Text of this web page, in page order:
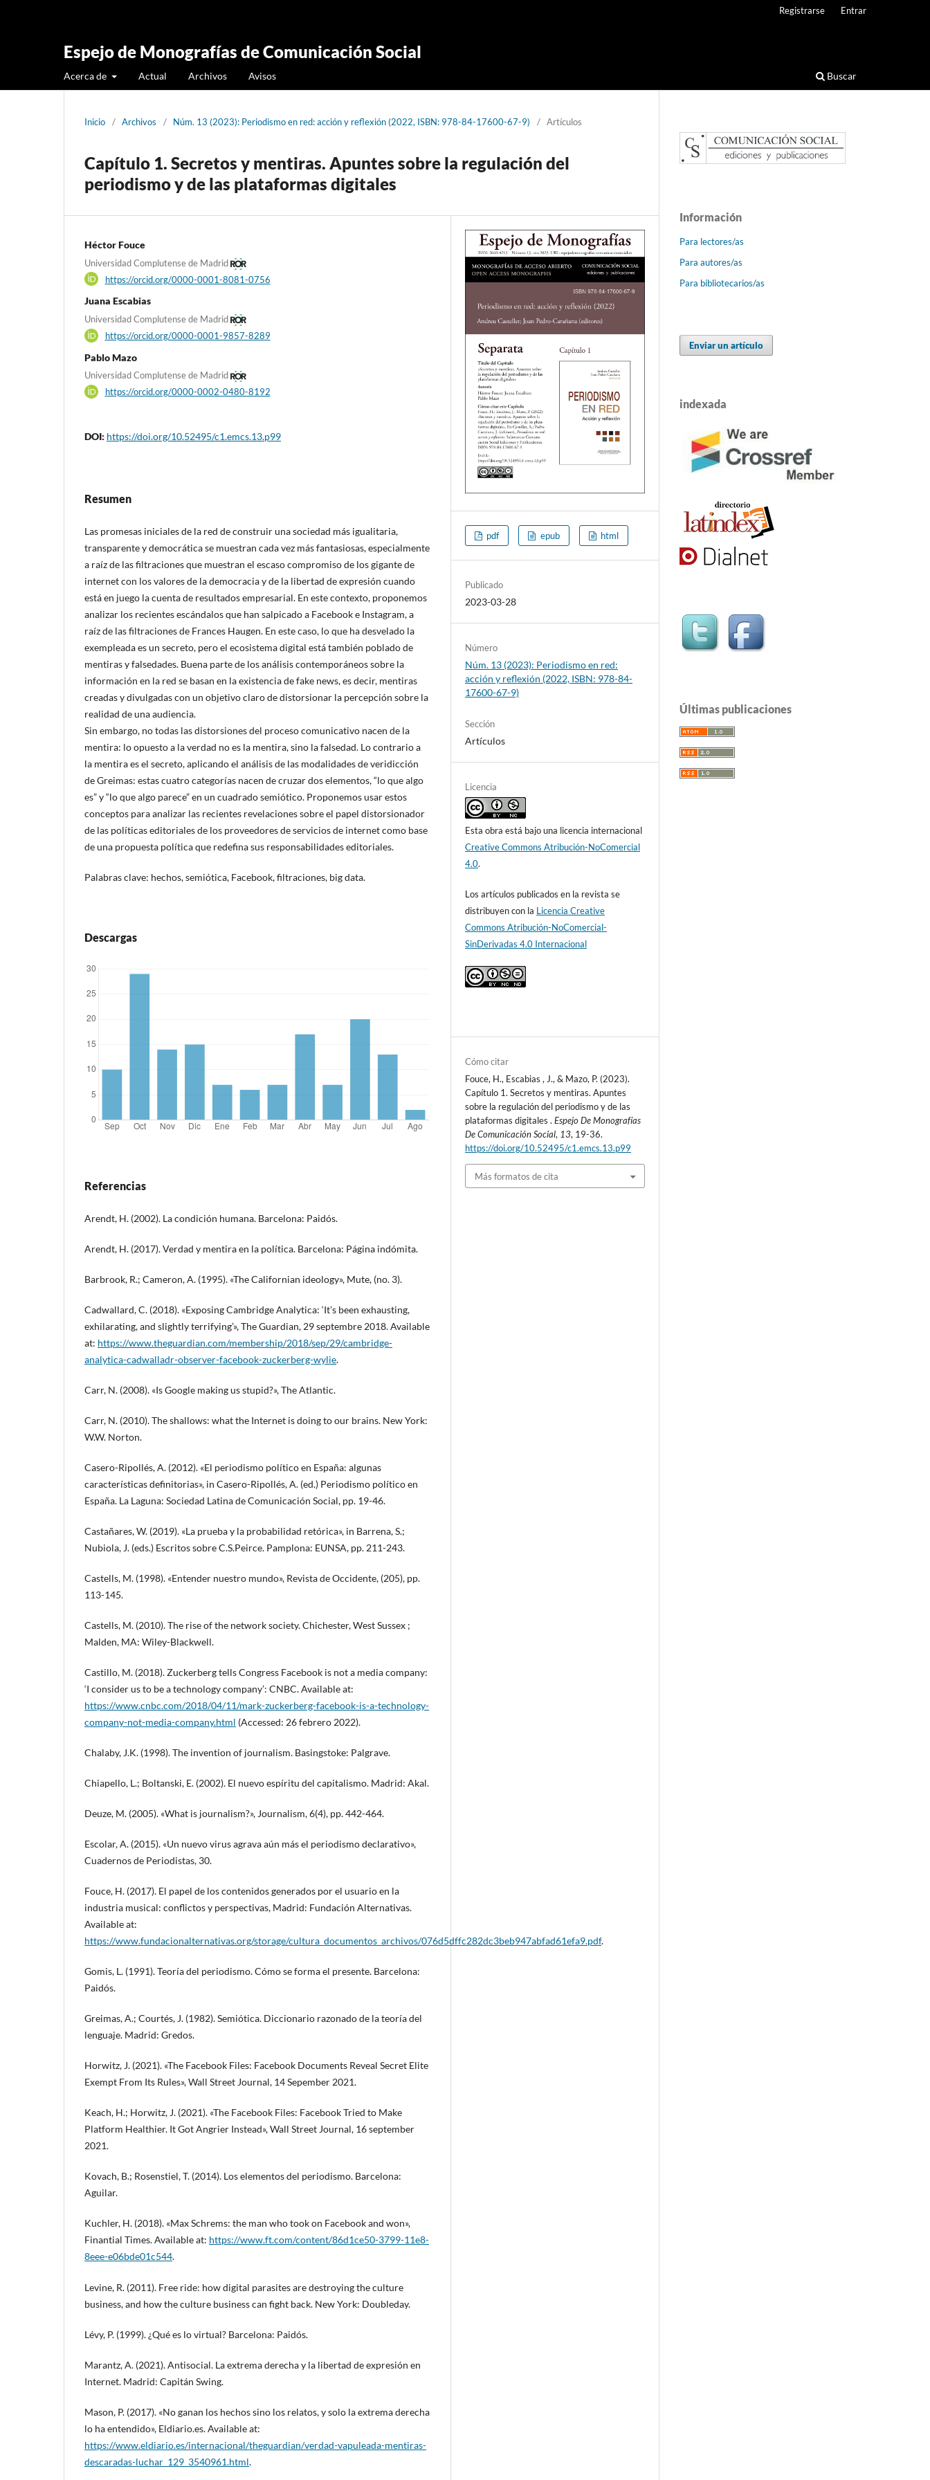
Espejo de Monografías de Comunicación Social
Acerca de Actual Archivos Avisos Buscar
Registrarse Entrar
Inicio / Archivos / Núm. 13 (2023): Periodismo en red: acción y reflexión (2022, ISBN: 978-84-17600-67-9) / Artículos
Capítulo 1. Secretos y mentiras. Apuntes sobre la regulación del
periodismo y de las plataformas digitales
Héctor Fouce
Universidad Complutense de Madrid
https://orcid.org/0000-0001-8081-0756
Juana Escabias
Universidad Complutense de Madrid
https://orcid.org/0000-0001-9857-8289
Pablo Mazo
Universidad Complutense de Madrid
https://orcid.org/0000-0002-0480-8192
DOI: https://doi.org/10.52495/c1.emcs.13.p99
Resumen
Las promesas iniciales de la red de construir una sociedad más igualitaria,
transparente y democrática se muestran cada vez más fantasiosas, especialmente
a raíz de las filtraciones que muestran el escaso compromiso de los gigante de
internet con los valores de la democracia y de la libertad de expresión cuando
está en juego la cuenta de resultados empresarial. En este contexto, proponemos
analizar los recientes escándalos que han salpicado a Facebook e Instagram, a
raíz de las filtraciones de Frances Haugen. En este caso, lo que ha desvelado la
exempleada es un secreto, pero el ecosistema digital está también poblado de
mentiras y falsedades. Buena parte de los análisis contemporáneos sobre la
información en la red se basan en la existencia de fake news, es decir, mentiras
creadas y divulgadas con un objetivo claro de distorsionar la percepción sobre la
realidad de una audiencia.
Sin embargo, no todas las distorsiones del proceso comunicativo nacen de la
mentira: lo opuesto a la verdad no es la mentira, sino la falsedad. Lo contrario a
la mentira es el secreto, aplicando el análisis de las modalidades de veridicción
de Greimas: estas cuatro categorías nacen de cruzar dos elementos, “lo que algo
es” y “lo que algo parece” en un cuadrado semiótico. Proponemos usar estos
conceptos para analizar las recientes revelaciones sobre el papel distorsionador
de las políticas editoriales de los proveedores de servicios de internet como base
de una propuesta política que redefina sus responsabilidades editoriales.
Palabras clave: hechos, semiótica, Facebook, filtraciones, big data.
Descargas
Referencias
Arendt, H. (2002). La condición humana. Barcelona: Paidós.
Arendt, H. (2017). Verdad y mentira en la política. Barcelona: Página indómita.
Barbrook, R.; Cameron, A. (1995). «The Californian ideology», Mute, (no. 3).
Cadwallard, C. (2018). «Exposing Cambridge Analytica: ‘It’s been exhausting,
exhilarating, and slightly terrifying’», The Guardian, 29 septembre 2018. Available
at: https://www.theguardian.com/membership/2018/sep/29/cambridge-
analytica-cadwalladr-observer-facebook-zuckerberg-wylie.
Carr, N. (2008). «Is Google making us stupid?», The Atlantic.
Carr, N. (2010). The shallows: what the Internet is doing to our brains. New York:
W.W. Norton.
Casero-Ripollés, A. (2012). «El periodismo político en España: algunas
características definitorias», in Casero-Ripollés, A. (ed.) Periodismo político en
España. La Laguna: Sociedad Latina de Comunicación Social, pp. 19-46.
Castañares, W. (2019). «La prueba y la probabilidad retórica», in Barrena, S.;
Nubiola, J. (eds.) Escritos sobre C.S.Peirce. Pamplona: EUNSA, pp. 211-243.
Castells, M. (1998). «Entender nuestro mundo», Revista de Occidente, (205), pp.
113-145.
Castells, M. (2010). The rise of the network society. Chichester, West Sussex ;
Malden, MA: Wiley-Blackwell.
Castillo, M. (2018). Zuckerberg tells Congress Facebook is not a media company:
‘I consider us to be a technology company’: CNBC. Available at:
https://www.cnbc.com/2018/04/11/mark-zuckerberg-facebook-is-a-technology-
company-not-media-company.html (Accessed: 26 febrero 2022).
Chalaby, J.K. (1998). The invention of journalism. Basingstoke: Palgrave.
Chiapello, L.; Boltanski, E. (2002). El nuevo espíritu del capitalismo. Madrid: Akal.
Deuze, M. (2005). «What is journalism?», Journalism, 6(4), pp. 442-464.
Escolar, A. (2015). «Un nuevo virus agrava aún más el periodismo declarativo»,
Cuadernos de Periodistas, 30.
Fouce, H. (2017). El papel de los contenidos generados por el usuario en la
industria musical: conflictos y perspectivas, Madrid: Fundación Alternativas.
Available at:
https://www.fundacionalternativas.org/storage/cultura_documentos_archivos/076d5dffc282dc3beb947abfad61efa9.pdf.
Gomis, L. (1991). Teoría del periodismo. Cómo se forma el presente. Barcelona:
Paidós.
Greimas, A.; Courtés, J. (1982). Semiótica. Diccionario razonado de la teoría del
lenguaje. Madrid: Gredos.
Horwitz, J. (2021). «The Facebook Files: Facebook Documents Reveal Secret Elite
Exempt From Its Rules», Wall Street Journal, 14 Sepember 2021.
Keach, H.; Horwitz, J. (2021). «The Facebook Files: Facebook Tried to Make
Platform Healthier. It Got Angrier Instead», Wall Street Journal, 16 september
2021.
Kovach, B.; Rosenstiel, T. (2014). Los elementos del periodismo. Barcelona:
Aguilar.
Kuchler, H. (2018). «Max Schrems: the man who took on Facebook and won»,
Finantial Times. Available at: https://www.ft.com/content/86d1ce50-3799-11e8-
8eee-e06bde01c544.
Levine, R. (2011). Free ride: how digital parasites are destroying the culture
business, and how the culture business can fight back. New York: Doubleday.
Lévy, P. (1999). ¿Qué es lo virtual? Barcelona: Paidós.
Marantz, A. (2021). Antisocial. La extrema derecha y la libertad de expresión en
Internet. Madrid: Capitán Swing.
Mason, P. (2017). «No ganan los hechos sino los relatos, y solo la extrema derecha
lo ha entendido», Eldiario.es. Available at:
https://www.eldiario.es/internacional/theguardian/verdad-vapuleada-mentiras-
descaradas-luchar_129_3540961.html.
pdf epub html
Publicado
2023-03-28
Número
Núm. 13 (2023): Periodismo en red:
acción y reflexión (2022, ISBN: 978-84-
17600-67-9)
Sección
Artículos
Licencia
Esta obra está bajo una licencia internacional
Creative Commons Atribución-NoComercial
4.0.
Los artículos publicados en la revista se
distribuyen con la Licencia Creative
Commons Atribución-NoComercial-
SinDerivadas 4.0 Internacional
Cómo citar
Fouce, H., Escabias , J., & Mazo, P. (2023).
Capítulo 1. Secretos y mentiras. Apuntes
sobre la regulación del periodismo y de las
plataformas digitales .Espejo De Monografías
De Comunicación Social, 13, 19-36.
https://doi.org/10.52495/c1.emcs.13.p99
Más formatos de cita
Información
Para lectores/as
Para autores/as
Para bibliotecarios/as
Enviar un artículo
indexada
Últimas publicaciones